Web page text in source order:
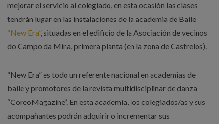
mejorar el servicio al colegiado, en esta ocasión las clases
tendrán lugar en las instalaciones de la academia de Baile
“New Era”, situadas en el edificio de la Asociación de vecinos
do Campo da Mina, primera planta (en la zona de Castrelos).
“New Era” es todo un referente nacional en academias de
baile y promotores de la revista multidisciplinar de danza
“CoreoMagazine”. En esta academia, los colegiados/as y sus
acompañantes podrán adquirir o incrementar sus